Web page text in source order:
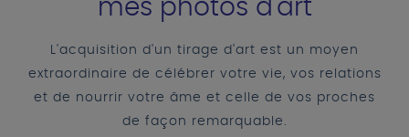
mes photos d'art
L'acquisition d'un tirage d'art est un moyen
extraordinaire de célébrer votre vie, vos relations
et de nourrir votre âme et celle de vos proches
de façon remarquable.